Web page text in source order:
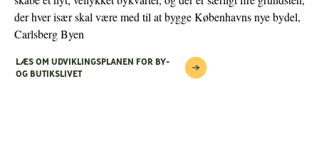
der hver især skal være med til at bygge Københavns nye bydel,
Carlsberg Byen
LÆS OM UDVIKLINGSPLANEN FOR BY-
OG BUTIKSLIVET